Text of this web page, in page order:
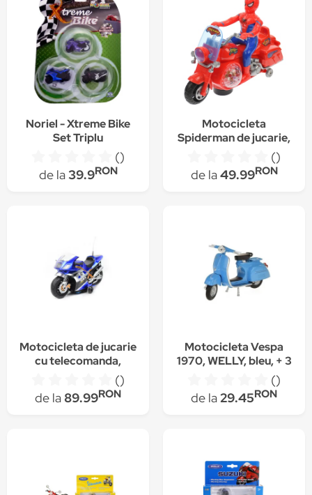
Noriel - Xtreme Bike
Set Triplu
()
de la39.9RON
Motocicleta
Spiderman de jucarie,
cu luminite si sunete,
rosie - 99943
()
de la49.99RON
Motocicleta de jucarie
cu telecomanda,
pentru copii, control
de la distanta - 8817
()
de la 89.99RON
Motocicleta Vespa
1970, WELLY, bleu, + 3
()
de la29.45RON